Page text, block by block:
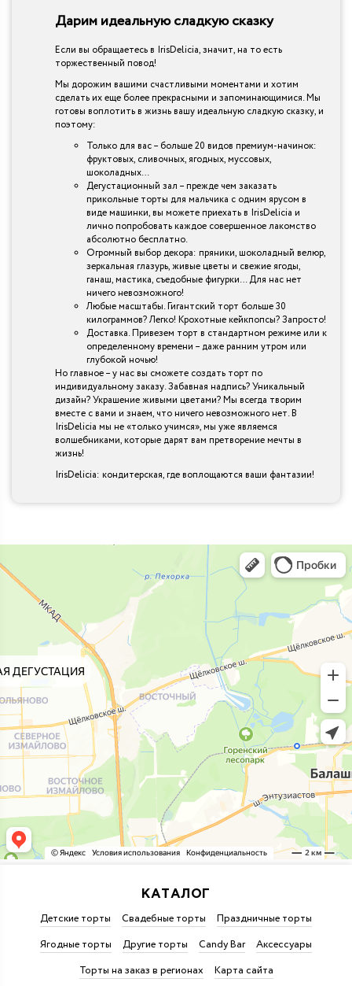
Дарим идеальную сладкую сказку
Если вы обращаетесь в IrisDelicia, значит, на то есть
торжественный повод!
Мы дорожим вашими счастливыми моментами и хотим
сделать их еще более прекрасными и запоминающимися. Мы
готовы воплотить в жизнь вашу идеальную сладкую сказку, и
поэтому:
Только для вас – больше 20 видов премиум-начинок:
фруктовых, сливочных, ягодных, муссовых,
шоколадных…
Дегустационный зал – прежде чем заказать
прикольные торты для мальчика с одним ярусом в
виде машинки, вы можете приехать в IrisDelicia и
лично попробовать каждое совершенное лакомство
абсолютно бесплатно.
Огромный выбор декора: пряники, шоколадный велюр,
зеркальная глазурь, живые цветы и свежие ягоды,
ганаш, мастика, съедобные фигурки… Для нас нет
ничего невозможного!
Любые масштабы. Гигантский торт больше 30
килограммов? Легко! Крохотные кейкпопсы? Запросто!
Доставка. Привезем торт в стандартном режиме или к
определенному времени – даже ранним утром или
глубокой ночью!
Но главное – у нас вы сможете создать торт по
индивидуальному заказу. Забавная надпись? Уникальный
дизайн? Украшение живыми цветами? Мы всегда творим
вместе с вами и знаем, что ничего невозможного нет. В
IrisDelicia мы не «только учимся», мы уже являемся
волшебниками, которые дарят вам претворение мечты в
жизнь!
IrisDelicia: кондитерская, где воплощаются ваши фантазии!
КАТАЛОГ
Детские торты Свадебные торты
Праздничные торты
Ягодные торты
Другие торты Candy Bar
Аксессуары
Торты на заказ в регионах
Карта сайта